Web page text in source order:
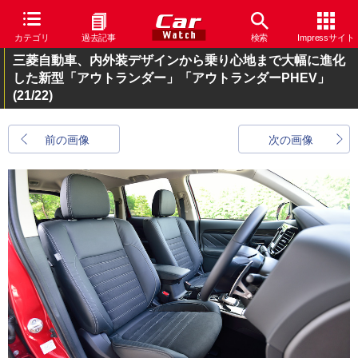
カテゴリ 過去記事 検索 Impressサイト
三菱自動車、内外装デザインから乗り心地まで大幅に進化
した新型「アウトランダー」「アウトランダーPHEV」
(21/22)
前の画像 次の画像